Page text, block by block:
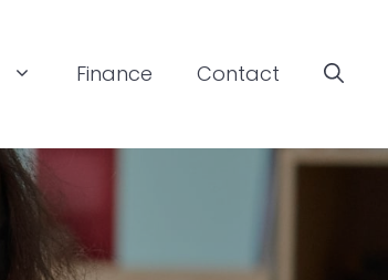
Finance Contact